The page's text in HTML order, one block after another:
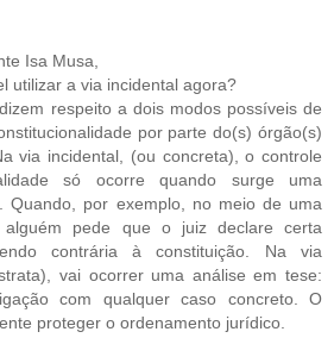
Isa Musa,
utilizar a via incidental agora?
respeito a dois modos possíveis de
por parte do(s) órgão(s)
via incidental, (ou concreta), o controle
só ocorre quando surge uma
Quando, por exemplo, no meio de uma
alguém pede que o juiz declare certa
contrária à constituição. Na via
vai ocorrer uma análise em tese:
com qualquer caso concreto. O
proteger o ordenamento jurídico.